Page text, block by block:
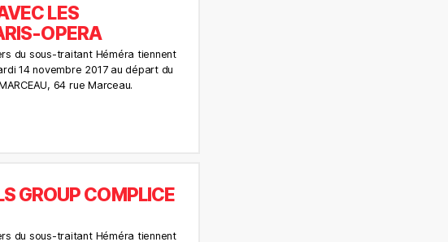
LES
OPERA
du sous-traitant Héméra tiennent
14 novembre 2017 au départ du
64 rue Marceau.
GROUP COMPLICE
du sous-traitant Héméra tiennent